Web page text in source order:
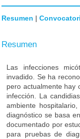
Resumen |
Resumen
Las infecciones
invadido. Se ha
pero actualmente hay
infección. La
ambiente
diagnóstico se basa
documentado por
para pruebas de